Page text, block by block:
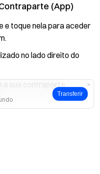
Transferir
(App)
e toque nela para aceder
no lado direito do
a sua contraparte